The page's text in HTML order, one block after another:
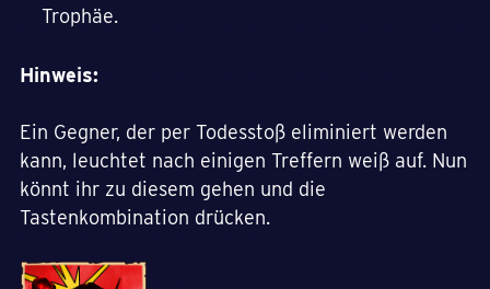
Trophäe.
Hinweis:
Ein Gegner, der per Todesstoß eliminiert werden
kann, leuchtet nach einigen Treffern weiß auf. Nun
könnt ihr zu diesem gehen und die
Tastenkombination drücken.